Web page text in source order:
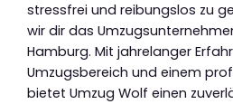
stressfrei und reibungslos zu
wir dir das
Hamburg. Mit jahrelanger
Umzugsbereich und einem
bietet Umzug Wolf einen